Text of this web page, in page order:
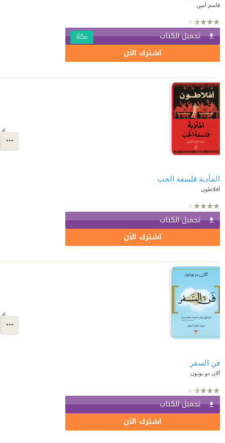
قاسم أمين
تحميل الكتاب مجّانًا
اشترك الآن
المأدبة فلسفة الحب
أفلاطون
تحميل الكتاب
اشترك الآن
فن السفر
آلان دو بوتون
تحميل الكتاب
اشترك الآن